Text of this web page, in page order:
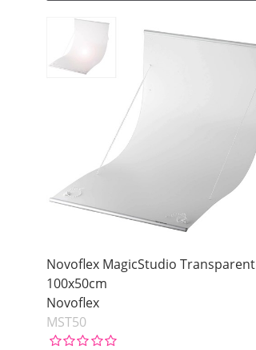
Novoflex MagicStudio Transparent
100x50cm
Novoflex
MST50